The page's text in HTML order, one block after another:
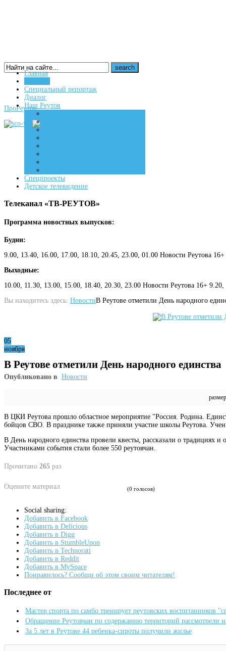
16+
ПроРеутов
Главная
Специальный репортаж
Диалог
Наш Реутов
Спецпроекты
Детское телевидение
Телеканал «ТВ-РЕУТОВ»
Программа новостных выпусков:
Будни:
9.00, 13.40, 16.00, 17.00, 18.10, 20.45, 23.00, 01.00 Новости Реутова
Выходные:
10.00, 11.30, 13.00, 15.00, 18.40, 20.30, 23.00 Новости Реутова 16+
Вы находитесь здесь: НовостиВ Реутове отметили День народного
05
ноября
В Реутове отметили День народного единства
Опубликовано в Новости
В ЦКИ Реутова прошло областное мероприятие "Россия. Родина.
бойцов СВО. В празднике также приняли участие школы Реутова.
В День народного единства провели квесты, рассказали о традициях
Участниками события стали более 550 реутовчан.
Прочитано 265 раз
Оцените материал (0 голосов)
Social sharing:
Добавить в Facebook
Добавить в Delicious
Добавить в Digg
Добавить в StumbleUpon
Добавить в Technorati
Добавить в Reddit
Добавить в MySpace
Понравилось? Сообщи об этом своим читателям!
Последнее от
Мастер спорта по самбо тренирует реутовских воспитанников
Обращение Реутовчан по содержанию территорий рассмотрели
За 5 лет в Реутове 44 ребенка-сироты получили жилье